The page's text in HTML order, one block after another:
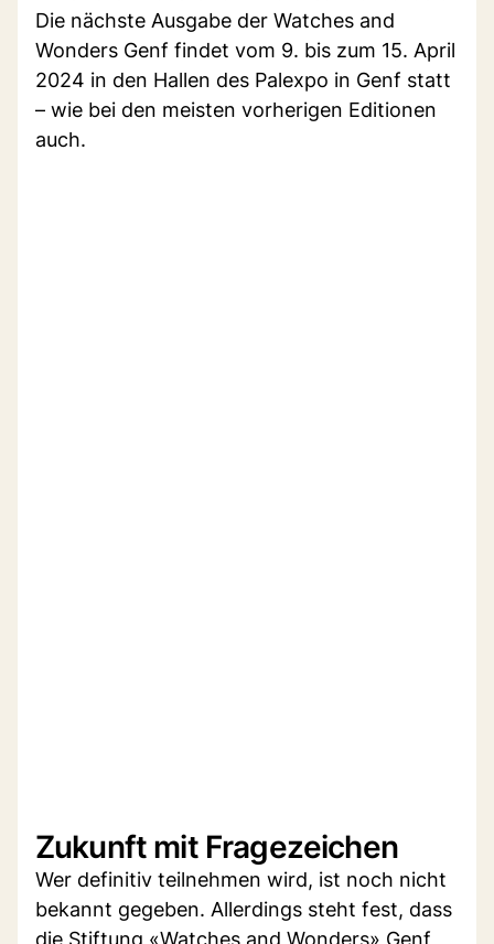
Die nächste Ausgabe der Watches and
Wonders Genf findet vom 9. bis zum 15. April
2024 in den Hallen des Palexpo in Genf statt
– wie bei den meisten vorherigen Editionen
auch.
Zukunft mit Fragezeichen
Wer definitiv teilnehmen wird, ist noch nicht
bekannt gegeben. Allerdings steht fest, dass
die Stiftung «Watches and Wonders» Genf